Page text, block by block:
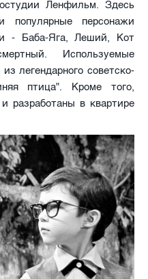
Ленфильм. Здесь
персонажи
- Баба-Яга, Леший, Кот
Используемые
легендарного советско-
птица". Кроме того,
разработаны в квартире